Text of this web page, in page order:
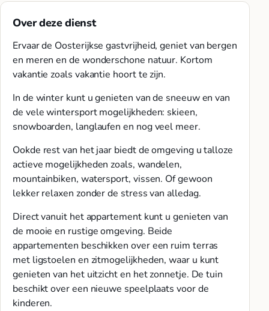
Over deze dienst
Ervaar de Oosterijkse gastvrijheid, geniet van bergen
en meren en de wonderschone natuur. Kortom
vakantie zoals vakantie hoort te zijn.
In de winter kunt u genieten van de sneeuw en van
de vele wintersport mogelijkheden: skieen,
snowboarden, langlaufen en nog veel meer.
Ookde rest van het jaar biedt de omgeving u talloze
actieve mogelijkheden zoals, wandelen,
mountainbiken, watersport, vissen. Of gewoon
lekker relaxen zonder de stress van alledag.
Direct vanuit het appartement kunt u genieten van
de mooie en rustige omgeving. Beide
appartementen beschikken over een ruim terras
met ligstoelen en zitmogelijkheden, waar u kunt
genieten van het uitzicht en het zonnetje. De tuin
beschikt over een nieuwe speelplaats voor de
kinderen.